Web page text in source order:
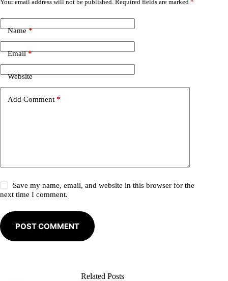
Your email address will not be published. Required fields are marked *
Name*
Email*
Website
Add Comment *
Save my name, email, and website in this browser for the
next time I comment.
POST COMMENT
A
t
e
t
i
Related Posts